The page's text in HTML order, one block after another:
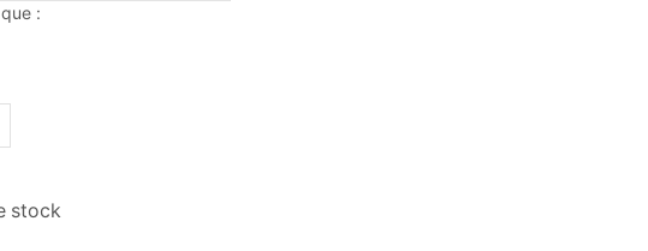
:
stock